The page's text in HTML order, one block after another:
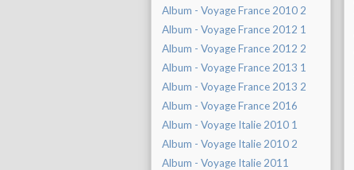
Album - Voyage France 2010 2
Album - Voyage France 2012 1
Album - Voyage France 2012 2
Album - Voyage France 2013 1
Album - Voyage France 2013 2
Album - Voyage France 2016
Album - Voyage Italie 2010 1
Album - Voyage Italie 2010 2
Album - Voyage Italie 2011